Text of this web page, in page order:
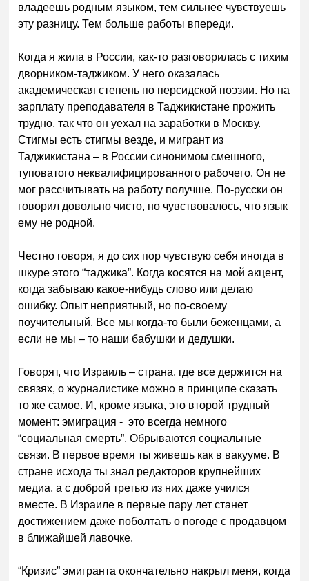
владеешь родным языком, тем сильнее чувствуешь
эту разницу. Тем больше работы впереди.
Когда я жила в России, как-то разговорилась с тихим
дворником-таджиком. У него оказалась
академическая степень по персидской поэзии. Но на
зарплату преподавателя в Таджикистане прожить
трудно, так что он уехал на заработки в Москву.
Стигмы есть стигмы везде, и мигрант из
Таджикистана – в России синонимом смешного,
туповатого неквалифицированного рабочего. Он не
мог рассчитывать на работу получше. По-русски он
говорил довольно чисто, но чувствовалось, что язык
ему не родной.
Честно говоря, я до сих пор чувствую себя иногда в
шкуре этого “таджика”. Когда косятся на мой акцент,
когда забываю какое-нибудь слово или делаю
ошибку. Опыт неприятный, но по-своему
поучительный. Все мы когда-то были беженцами, а
если не мы – то наши бабушки и дедушки.
Говорят, что Израиль – страна, где все держится на
связях, о журналистике можно в принципе сказать
то же самое. И, кроме языка, это второй трудный
момент: эмиграция - это всегда немного
“социальная смерть”. Обрываются социальные
связи. В первое время ты живешь как в вакууме. В
стране исхода ты знал редакторов крупнейших
медиа, а с доброй третью из них даже учился
вместе. В Израиле в первые пару лет станет
достижением даже поболтать о погоде с продавцом
в ближайшей лавочке.
“Кризис” эмигранта окончательно накрыл меня, когда